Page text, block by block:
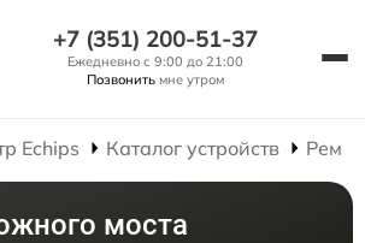
+7 (351) 200-51-37
Ежедневно с 9:00 до 21:00
Позвонить мне утром
Echips Каталог устройств
моста